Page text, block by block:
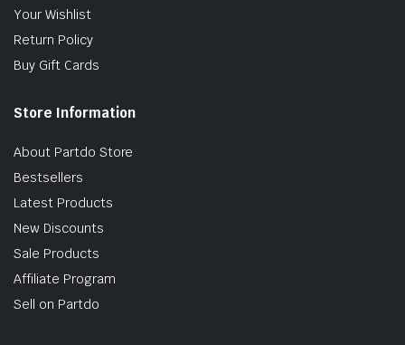
Your Wishlist
Return Policy
Buy Gift Cards
Store Information
About Partdo Store
Bestsellers
Latest Products
New Discounts
Sale Products
Affiliate Program
Sell on Partdo